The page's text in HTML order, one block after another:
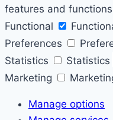
features and
Functional
Preferences
Statistics
Statistics
Marketing
Manage options